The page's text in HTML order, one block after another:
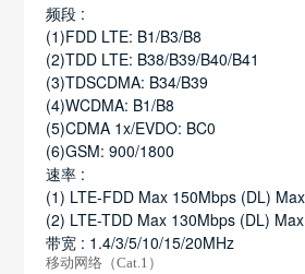
频段 :
(1)FDD LTE: B1/B3/B8
(2)TDD LTE: B38/B39/B40/B41
(3)TDSCDMA: B34/B39
(4)WCDMA: B1/B8
(5)CDMA 1x/EVDO: BC0
(6)GSM: 900/1800
速率 :
(1) LTE-FDD Max 150Mbps (DL)
(2) LTE-TDD Max 130Mbps (DL)
带宽 : 1.4/3/5/10/15/20MHz
移动网络（Cat.1）